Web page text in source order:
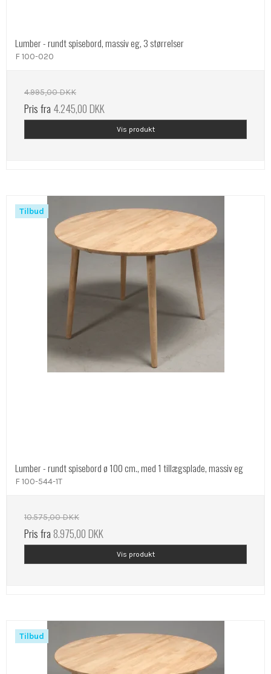
Lumber - rundt spisebord, massiv eg, 3 størrelser
F 100-020
4.995,00 DKK
Pris fra 4.245,00 DKK
Vis produkt
Tilbud
Lumber - rundt spisebord ø 100 cm., med 1 tillægsplade, massiv eg
F 100-544-1T
10.575,00 DKK
Pris fra8.975,00 DKK
Vis produkt
Tilbud